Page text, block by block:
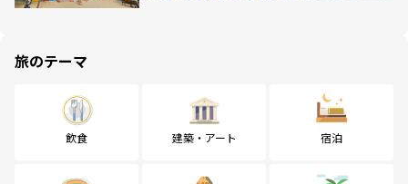
旅のテーマ
飲食 建築・アート 宿泊